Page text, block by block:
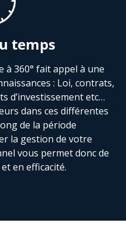
temps
à 360° fait appel à une
: Loi, contrats,
d’investissement etc…
dans ces différentes
de la période
la gestion de votre
vous permet donc de
en efficacité.